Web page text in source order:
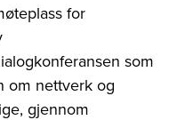
for
som
om nettverk og
gjennom